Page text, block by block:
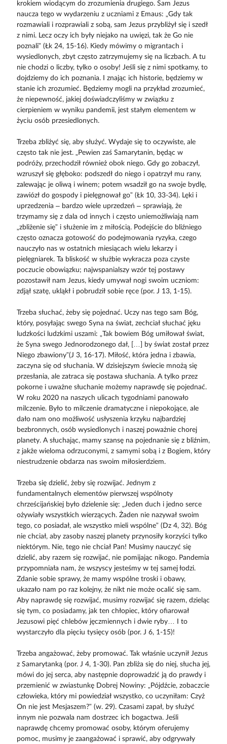
krokiem wiodącym do zrozumienia drugiego. Sam Jezus
naucza tego w wydarzeniu z uczniami z Emaus: „Gdy tak
rozmawiali i rozprawiali z sobą, sam Jezus przybliżył się i szedł
z nimi. Lecz oczy ich były niejako na uwięzi, tak że Go nie
poznali” (Łk 24, 15-16). Kiedy mówimy o migrantach i
wysiedlonych, zbyt często zatrzymujemy się na liczbach. A tu
nie chodzi o liczby, tylko o osoby! Jeśli się z nimi spotkamy, to
dojdziemy do ich poznania. I znając ich historie, będziemy w
stanie ich zrozumieć. Będziemy mogli na przykład zrozumieć,
że niepewność, jakiej doświadczyliśmy w związku z
cierpieniem w wyniku pandemii, jest stałym elementem w
życiu osób przesiedlonych.
Trzeba zbliżyć się, aby służyć. Wydaje się to oczywiste, ale
często tak nie jest. „Pewien zaś Samarytanin, będąc w
podróży, przechodził również obok niego. Gdy go zobaczył,
wzruszył się głęboko: podszedł do niego i opatrzył mu rany,
zalewając je oliwą i winem; potem wsadził go na swoje bydlę,
zawiózł do gospody i pielęgnował go” (Łk 10, 33-34). Lęki i
uprzedzenia – bardzo wiele uprzedzeń – sprawiają, że
trzymamy się z dala od innych i często uniemożliwiają nam
„zbliżenie się” i służenie im z miłością. Podejście do bliźniego
często oznacza gotowość do podejmowania ryzyka, czego
nauczyło nas w ostatnich miesiącach wielu lekarzy i
pielęgniarek. Ta bliskość w służbie wykracza poza czyste
poczucie obowiązku; najwspanialszy wzór tej postawy
pozostawił nam Jezus, kiedy umywał nogi swoim uczniom:
zdjął szatę, ukląkł i pobrudził sobie ręce (por. J 13, 1-15).
Trzeba słuchać, żeby się pojednać. Uczy nas tego sam Bóg,
który, posyłając swego Syna na świat, zechciał słuchać jęku
ludzkości ludzkimi uszami: „Tak bowiem Bóg umiłował świat,
że Syna swego Jednorodzonego dał, […] by świat został przez
Niego zbawiony”(J 3, 16-17). Miłość, która jedna i zbawia,
zaczyna się od słuchania. W dzisiejszym świecie mnożą się
przesłania, ale zatraca się postawa słuchania. A tylko przez
pokorne i uważne słuchanie możemy naprawdę się pojednać.
W roku 2020 na naszych ulicach tygodniami panowało
milczenie. Było to milczenie dramatyczne i niepokojące, ale
dało nam ono możliwość usłyszenia krzyku najbardziej
bezbronnych, osób wysiedlonych i naszej poważnie chorej
planety. A słuchając, mamy szansę na pojednanie się z bliźnim,
z jakże wieloma odrzuconymi, z samymi sobą i z Bogiem, który
niestrudzenie obdarza nas swoim miłosierdziem.
Trzeba się dzielić, żeby się rozwijać. Jednym z
fundamentalnych elementów pierwszej wspólnoty
chrześcijańskiej było dzielenie się: „Jeden duch i jedno serce
ożywiały wszystkich wierzących. Żaden nie nazywał swoim
tego, co posiadał, ale wszystko mieli wspólne” (Dz 4, 32). Bóg
nie chciał, aby zasoby naszej planety przynosiły korzyści tylko
niektórym. Nie, tego nie chciał Pan! Musimy nauczyć się
dzielić, aby razem się rozwijać, nie pomijając nikogo. Pandemia
przypomniała nam, że wszyscy jesteśmy w tej samej łodzi.
Zdanie sobie sprawy, że mamy wspólne troski i obawy,
ukazało nam po raz kolejny, że nikt nie może ocalić się sam.
Aby naprawdę się rozwijać, musimy rozwijać się razem, dzieląc
się tym, co posiadamy, jak ten chłopiec, który ofiarował
Jezusowi pięć chlebów jęczmiennych i dwie ryby… I to
wystarczyło dla pięciu tysięcy osób (por. J 6, 1-15)!
Trzeba angażować, żeby promować. Tak właśnie uczynił Jezus
z Samarytanką (por. J 4, 1-30). Pan zbliża się do niej, słucha jej,
mówi do jej serca, aby następnie doprowadzić ją do prawdy i
przemienić w zwiastunkę Dobrej Nowiny: „Pójdźcie, zobaczcie
człowieka, który mi powiedział wszystko, co uczyniłam: Czyż
On nie jest Mesjaszem?” (w. 29). Czasami zapał, by służyć
innym nie pozwala nam dostrzec ich bogactwa. Jeśli
naprawdę chcemy promować osoby, którym oferujemy
pomoc, musimy je zaangażować i sprawić, aby odgrywały